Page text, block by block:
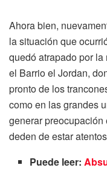
Ahora bien,
la situación que
quedó atrapado por
el Barrio el Jordan,
pronto de los
como en las grandes
generar
deden de estar
Puede leer: